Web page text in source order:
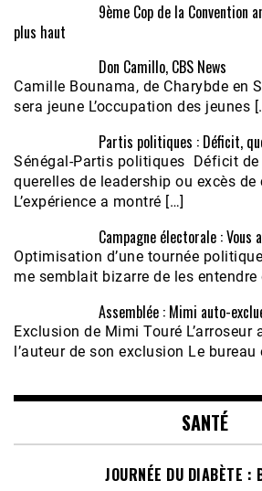
9ème Cop de la Convention
plus haut
Don Camillo, CBS News
Camille Bounama, de Charybde en
sera jeune L’occupation des jeunes
Partis politiques : Déficit,
Sénégal-Partis politiques Déficit de
querelles de leadership ou excès
L’expérience a montré […]
Campagne électorale :
Optimisation d’une tournée
me semblait bizarre de les entendre
Assemblée : Mimi auto-
Exclusion de Mimi Touré L’arroseur
l’auteur de son exclusion Le
SANTÉ
JOURNÉE DU DIABÈTE :